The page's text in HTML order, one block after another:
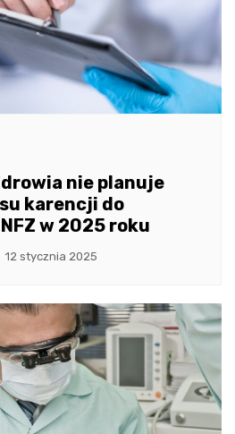
nie planuje
karencji do
w 2025 roku
12 stycznia 2025